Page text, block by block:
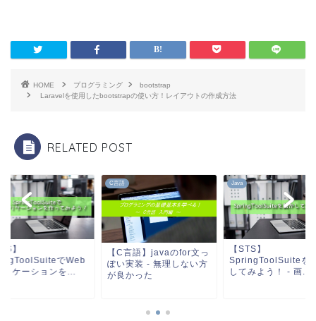
HOME プログラミング
bootstrap
Laravelを使用したbootstrapの使い方！レイアウトの作成方法
RELATED POST
】
でWeb
リケーションを...
C言語
【C言語】javaのfor文っ
ぽい実装 - 無理しない方
が良かった
Java
【STS】
SpringToolSuiteを
してみよう！ - 画...